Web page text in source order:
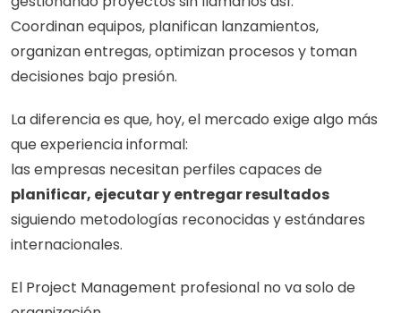
Coordinan equipos, planifican lanzamientos,
organizan entregas, optimizan procesos y toman
decisiones bajo presión.
La diferencia es que, hoy, el mercado exige algo más
que experiencia informal:
planificar, ejecutar y entregar resultados
siguiendo metodologías reconocidas y estándares
internacionales.
El Project Management profesional no va solo de